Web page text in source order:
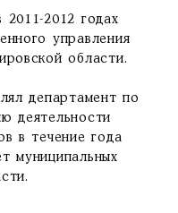
2011-2012 годах
управления
области.
департамент по
деятельности
в течение года
муниципальных